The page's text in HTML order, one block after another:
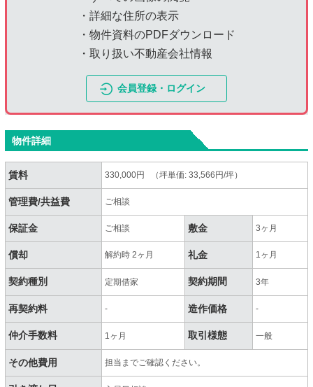
・詳細な住所の表示
・物件資料のPDFダウンロード
・取り扱い不動産会社情報
会員登録・ログイン
物件詳細
賃料 330,000円 （坪単価: 33,566円/坪）
管理費/共益費 ご相談
保証金 ご相談 敷金 3ヶ月
償却 解約時 2ヶ月 礼金 1ヶ月
契約種別 定期借家 契約期間 3年
再契約料 - 造作価格 -
仲介手数料 1ヶ月 取引様態 一般
その他費用 担当までご確認ください。